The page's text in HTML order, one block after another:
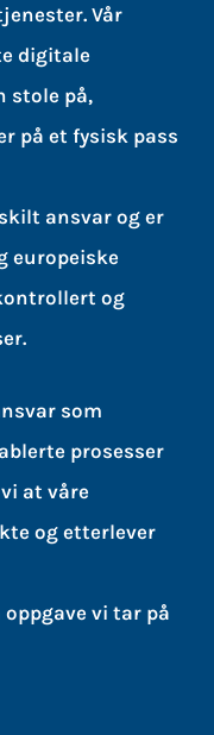
Vår
digitale
stole på,
på et fysisk pass
ansvar og er
europeiske
og
som
prosesser
at våre
og etterlever
vi tar på